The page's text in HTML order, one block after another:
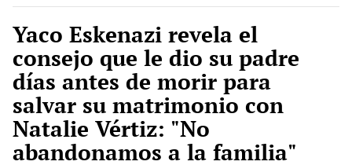
Yaco Eskenazi revela el
consejo que le dio su padre
días antes de morir para
salvar su matrimonio con
Natalie Vértiz: "No
abandonamos a la familia"